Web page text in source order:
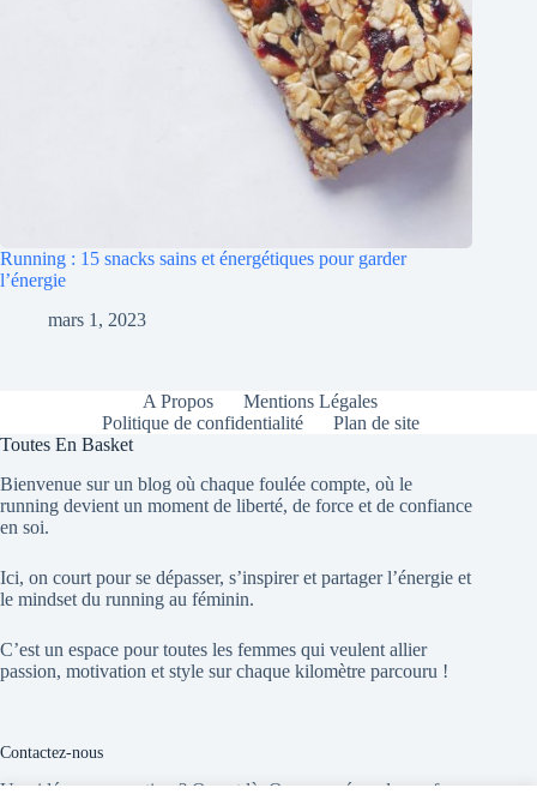
Running : 15 snacks sains et énergétiques pour garder
l’énergie
mars 1, 2023
A Propos
Mentions Légales
Politique de confidentialité
Plan de site
Toutes En Basket
Bienvenue sur un blog où chaque foulée compte, où le
running devient un moment de liberté, de force et de confiance
en soi.
Ici, on court pour se dépasser, s’inspirer et partager l’énergie et
le mindset du running au féminin.
C’est un espace pour toutes les femmes qui veulent allier
passion, motivation et style sur chaque kilomètre parcouru !
Contactez-nous
Une idée, une question ? On est là. On vous répond sans faux